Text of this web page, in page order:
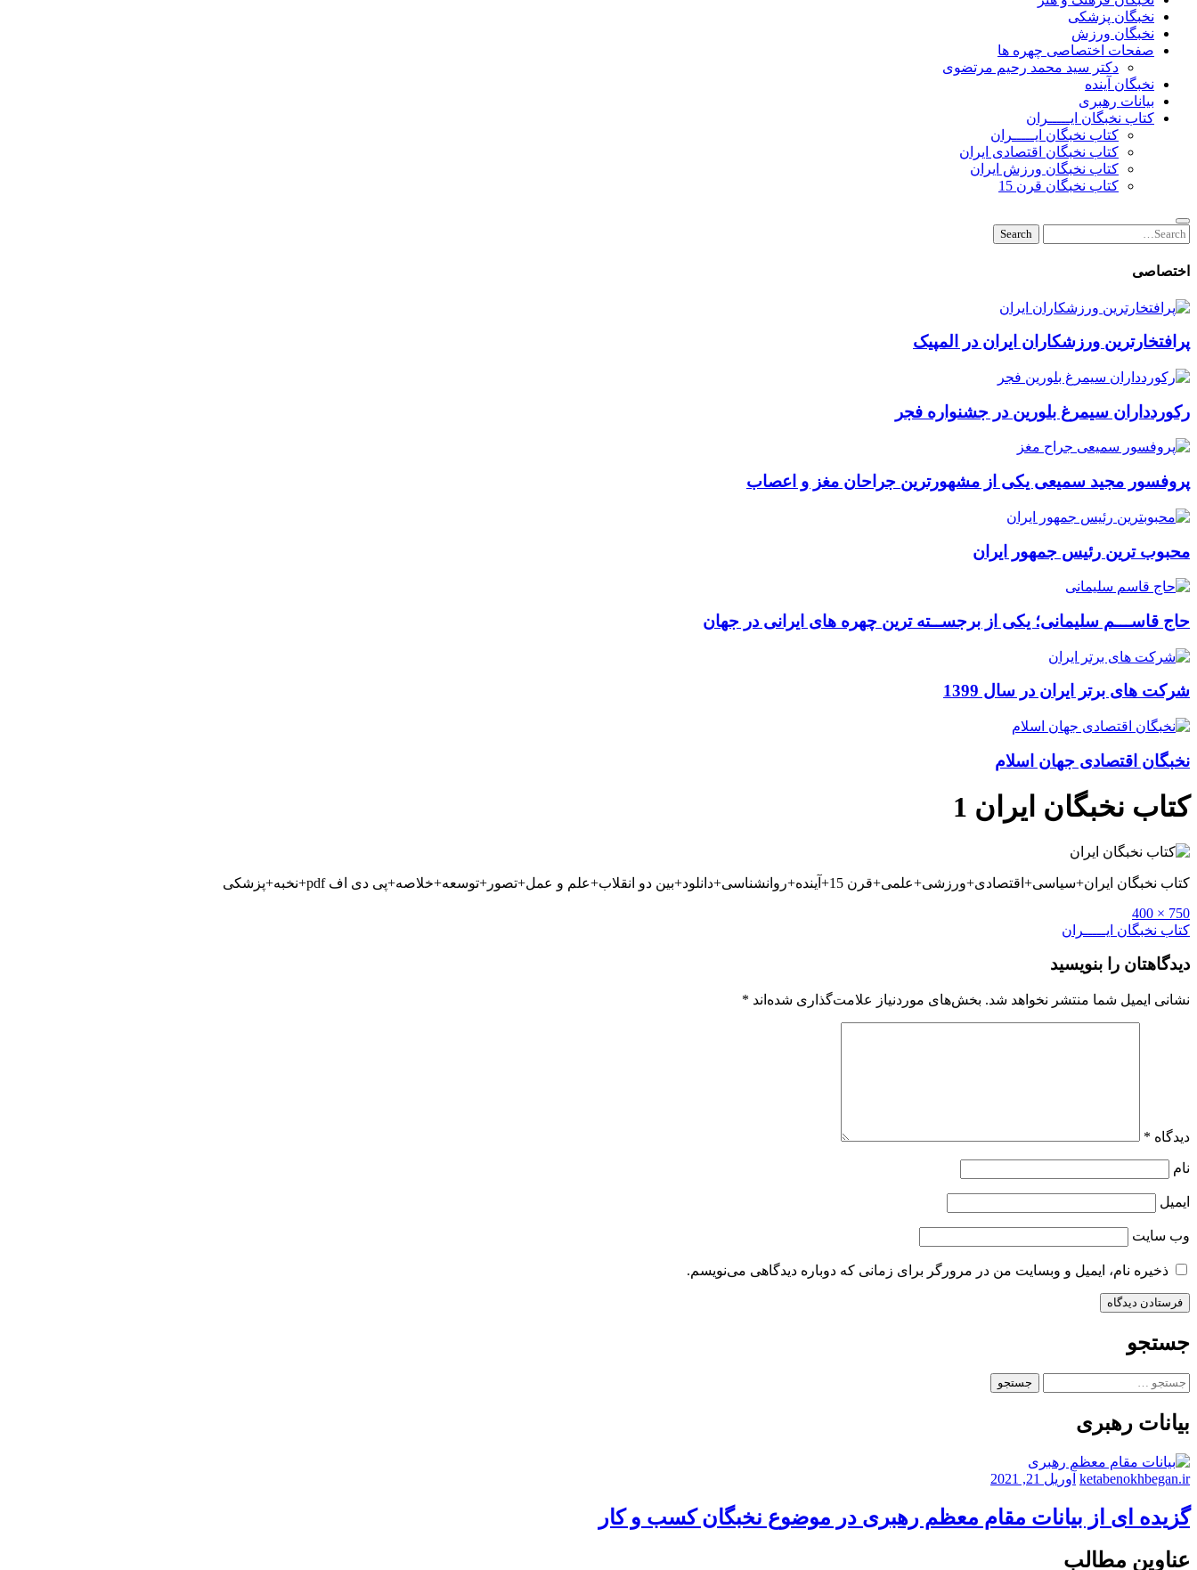
نخبگان پزشکی
نخبگان ورزش
صفحات اختصاصی چهره ها
دکتر سید محمد رحیم مرتضوی
نخبگان آینده
بیانات رهبری
کتاب نخبگان ایـــــران
کتاب نخبگان ایـــــران
کتاب نخبگان اقتصادی ایران
کتاب نخبگان ورزش ایران
کتاب نخبگان قرن 15
Search
for:
Search
اختصاصی
پرافتخارترین ورزشکاران ایران در المپیک
رکوردداران سیمرغ بلورین در جشنواره فجر
پروفسور مجید سمیعی یکی از مشهورترین جراحان مغز و اعصاب
محبوب ترین رئیس جمهور ایران
حاج قاســـم سلیمانی؛ یکی از برجســته ترین چهره های ایرانی در جهان
شرکت های برتر ایران در سال 1399
نخبگان اقتصادی جهان اسلام
کتاب نخبگان ایران 1
کتاب نخبگان ایران+سیاسی+اقتصادی+ورزشی+علمی+قرن 15+آینده+روانشناسی+دانلود+بین دو انقلاب+علم و عمل+تصور+توسعه+خلاصه+پی دی اف pdf+نخبه+پزشکی
Full
size
750 × 400
راهبری
نوشته
کتاب نخبگان ایـــــران
دیدگاهتان را بنویسید
نشانی ایمیل شما منتشر نخواهد شد. بخش‌های موردنیاز علامت‌گذاری شده‌اند *
دیدگاه *
نام
ایمیل
وب‌ سایت
ذخیره نام، ایمیل و وبسایت من در مرورگر برای زمانی که دوباره دیدگاهی می‌نویسم.
جستجو
جستجو
برای:
بیانات رهبری
ketabenokhbegan.ir آوریل 21, 2021
گزیده ای از بیانات مقام معظم رهبری در موضوع نخبگان کسب و کار
عناوین مطالب